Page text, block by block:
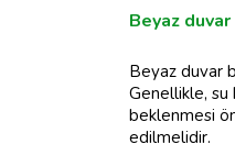
Beyaz
Beyaz duvar
Genellikle, su
beklenmesi
edilmelidir.